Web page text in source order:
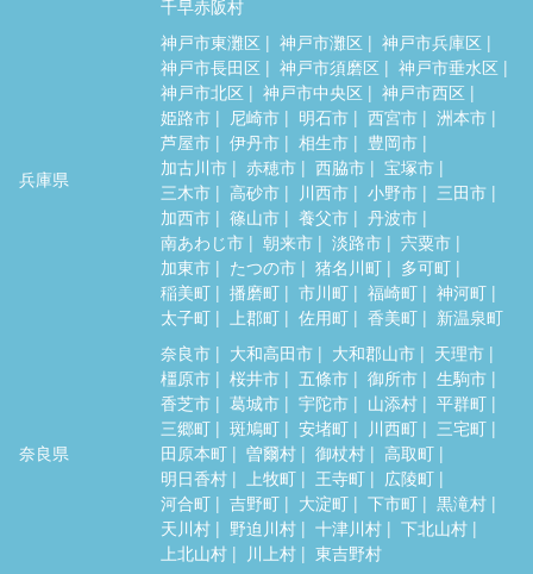
千早赤阪村
兵庫県
神戸市東灘区 神戸市灘区
神戸市兵庫区
神戸市長田区
神戸市須磨区
神戸市垂水区
神戸市北区
神戸市中央区
神戸市西区
姫路市
尼崎市 明石市 西宮市
洲本市
芦屋市
伊丹市 相生市
豊岡市
加古川市
赤穂市 西脇市
宝塚市
三木市
高砂市 川西市 小野市
三田市
加西市
篠山市 養父市
丹波市
南あわじ市
朝来市 淡路市
宍粟市
加東市
たつの市 猪名川町
多可町
稲美町
播磨町 市川町 福崎町
神河町
太子町
上郡町 佐用町 香美町 新温泉町
奈良県
奈良市 大和高田市 大和郡山市
天理市
橿原市
桜井市 五條市 御所市
生駒市
香芝市
葛城市 宇陀市 山添村
平群町
三郷町
斑鳩町 安堵町 川西町
三宅町
田原本町
曽爾村 御杖村
高取町
明日香村
上牧町 王寺町
広陵町
河合町
吉野町 大淀町 下市町
黒滝村
天川村
野迫川村 十津川村
下北山村
上北山村
川上村 東吉野村